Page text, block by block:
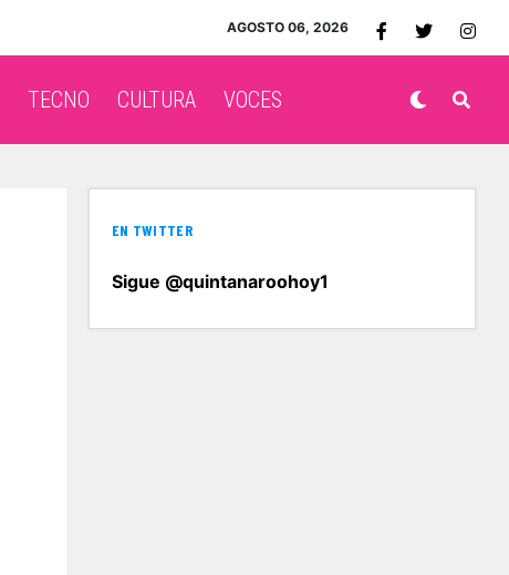
AGOSTO 06, 2026
TECNO CULTURA VOCES
EN TWITTER
Sigue @quintanaroohoy1